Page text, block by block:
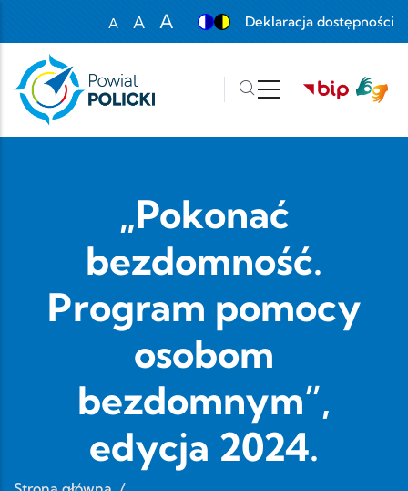
A
Set font size to 100%
A
A
Deklaracja dostępności
„Pokonać
bezdomność.
Program pomocy
osobom
bezdomnym”,
edycja 2024.